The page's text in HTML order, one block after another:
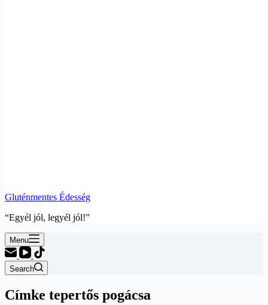
Gluténmentes Édesség
“Egyél jól, legyél jól!”
Menu
Search
Címke tepertős pogácsa